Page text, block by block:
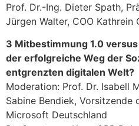
Prof. Dr.-Ing. Dieter Spath,
Jürgen Walter, COO Kathrein
3 Mitbestimmung 1.0
der erfolgreiche Weg der
entgrenzten digitalen Welt?
Moderation: Prof. Dr. Isabell
Sabine Bendiek, Vorsitzende
Microsoft Deutschland